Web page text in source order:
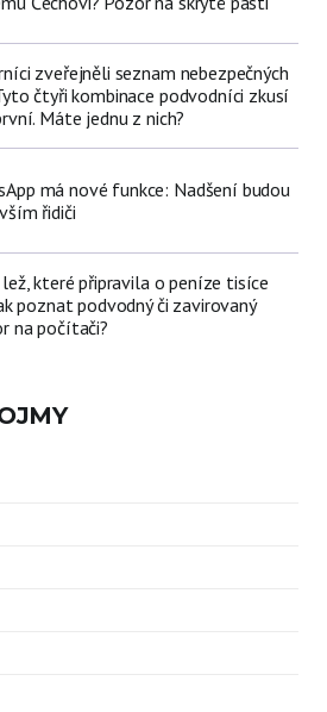
zveřejněli seznam nebezpečných
čtyři kombinace podvodníci zkusí
Máte jednu z nich?
má nové funkce: Nadšení budou
řidiči
které připravila o peníze tisíce
poznat podvodný či zavirovaný
na počítači?